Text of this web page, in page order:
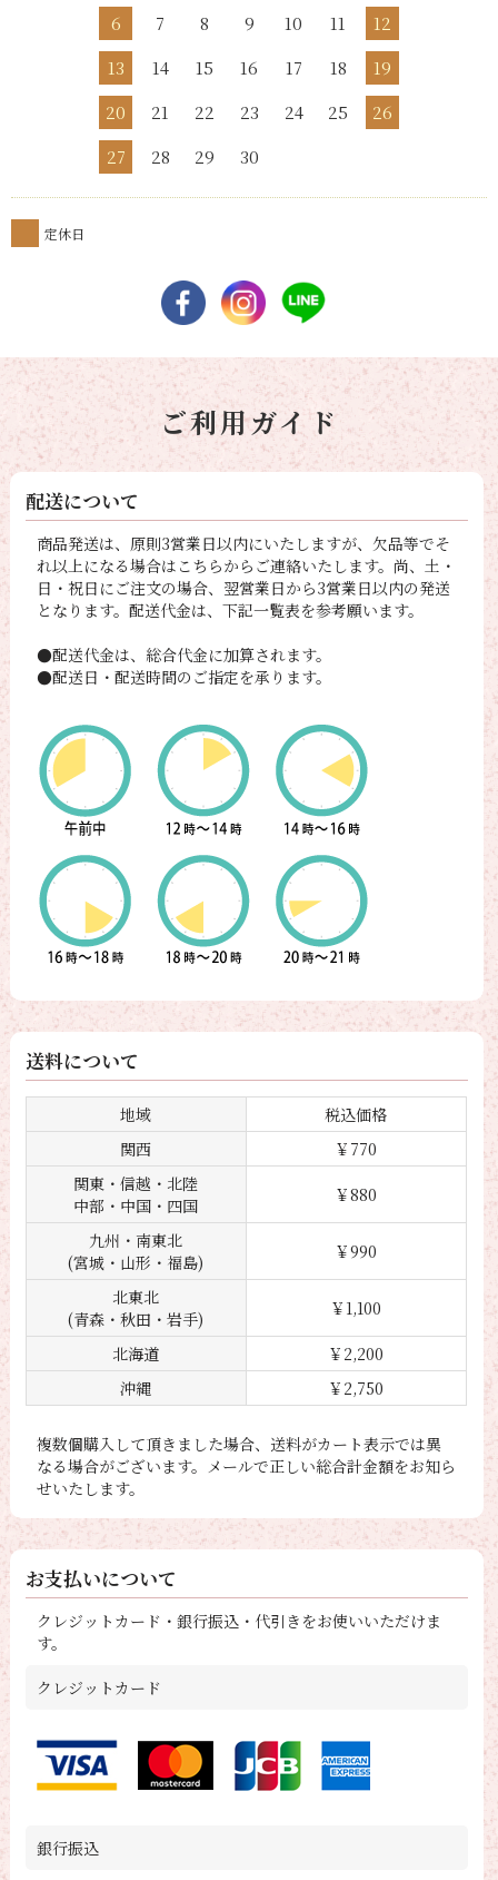
6 7 8 9 10 11
12
13
14 15 16 17 18
19
20
21 22 23 24 25
26
27
28 29 30
定休日
ご利用ガイド
配送について
商品発送は、原則3営業日以内にいたしますが、欠品等でそ
れ以上になる場合はこちらからご連絡いたします。尚、土・
日・祝日にご注文の場合、翌営業日から3営業日以内の発送
となります。配送代金は、下記一覧表を参考願います。
●配送代金は、総合代金に加算されます。
●配送日・配送時間のご指定を承ります。
送料について
地域
税込価格
関西
￥770
関東・信越・北陸
中部・中国・四国
￥880
九州・南東北
(宮城・山形・福島)
￥990
北東北
(青森・秋田・岩手)
￥1,100
北海道
￥2,200
沖縄
￥2,750
複数個購入して頂きました場合、送料がカート表示では異
なる場合がございます。メールで正しい総合計金額をお知ら
せいたします。
お支払いについて
クレジットカード・銀行振込・代引きをお使いいただけま
す。
クレジットカード
銀行振込